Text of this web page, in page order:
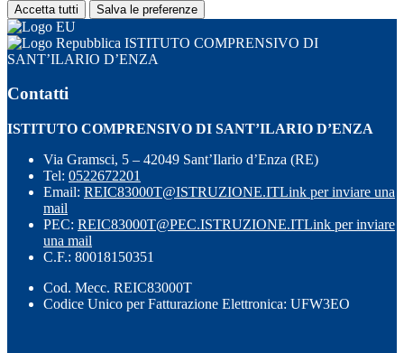
Accetta tutti Salva le preferenze
ISTITUTO COMPRENSIVO DI
SANT’ILARIO D’ENZA
Contatti
ISTITUTO COMPRENSIVO DI SANT’ILARIO D’ENZA
Via Gramsci, 5 – 42049 Sant’Ilario d’Enza (RE)
Tel: 0522672201
Email: REIC83000T@ISTRUZIONE.ITLink per inviare una
mail
PEC: REIC83000T@PEC.ISTRUZIONE.ITLink per inviare
una mail
C.F.: 80018150351
Cod. Mecc. REIC83000T
Codice Unico per Fatturazione Elettronica: UFW3EO